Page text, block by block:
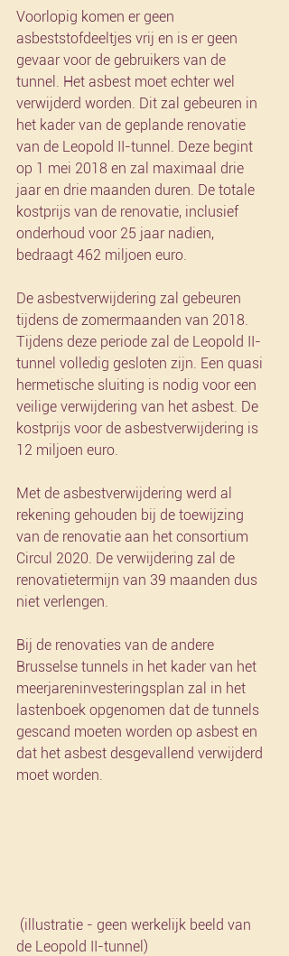
Voorlopig komen er geen
asbeststofdeeltjes vrij en is er geen
gevaar voor de gebruikers van de
tunnel. Het asbest moet echter wel
verwijderd worden. Dit zal gebeuren in
het kader van de geplande renovatie
van de Leopold II-tunnel. Deze begint
op 1 mei 2018 en zal maximaal drie
jaar en drie maanden duren. De totale
kostprijs van de renovatie, inclusief
onderhoud voor 25 jaar nadien,
bedraagt 462 miljoen euro.
De asbestverwijdering zal gebeuren
tijdens de zomermaanden van 2018.
Tijdens deze periode zal de Leopold II-
tunnel volledig gesloten zijn. Een quasi
hermetische sluiting is nodig voor een
veilige verwijdering van het asbest. De
kostprijs voor de asbestverwijdering is
12 miljoen euro.
Met de asbestverwijdering werd al
rekening gehouden bij de toewijzing
van de renovatie aan het consortium
Circul 2020. De verwijdering zal de
renovatietermijn van 39 maanden dus
niet verlengen.
Bij de renovaties van de andere
Brusselse tunnels in het kader van het
meerjareninvesteringsplan zal in het
lastenboek opgenomen dat de tunnels
gescand moeten worden op asbest en
dat het asbest desgevallend verwijderd
moet worden.
de Leopold II-tunnel)